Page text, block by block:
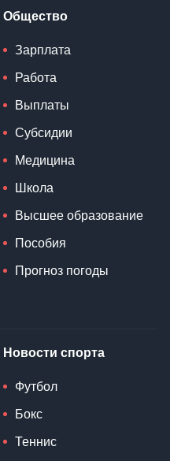
Общество
Зарплата
Работа
Выплаты
Субсидии
Медицина
Школа
Высшее образование
Пособия
Прогноз погоды
Новости спорта
Футбол
Бокс
Теннис